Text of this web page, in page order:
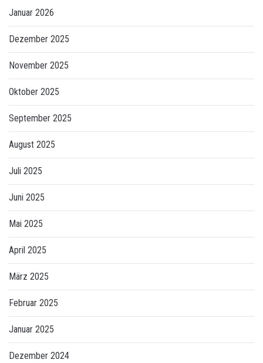
Januar 2026
Dezember 2025
November 2025
Oktober 2025
September 2025
August 2025
Juli 2025
Juni 2025
Mai 2025
April 2025
März 2025
Februar 2025
Januar 2025
Dezember 2024